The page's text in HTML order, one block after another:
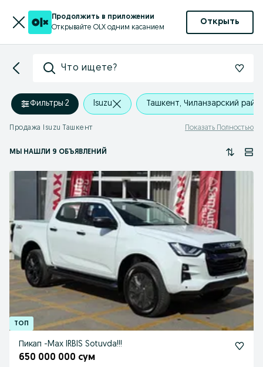
Продолжить в приложении
Открывайте OLX одним касанием
Открыть
Что ищете?
Фильтры·2 Isuzu Ташкент, Чиланзарский
Продажа Isuzu Ташкент Показать Полностью
МЫ НАШЛИ 9 ОБЪЯВЛЕНИЙ
Пикап -Max IRBIS Sotuvda!!!
650 000 000 сум